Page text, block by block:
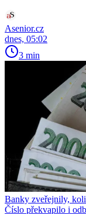
Asenior.cz
dnes, 05:02
3 min
Banky zveřejnily,
Číslo překvapilo i